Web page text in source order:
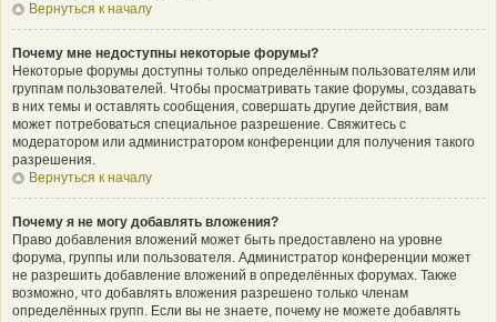
Вернуться к началу
Почему мне недоступны некоторые форумы?
Некоторые форумы доступны только определённым пользователям или
группам пользователей. Чтобы просматривать такие форумы, создавать
в них темы и оставлять сообщения, совершать другие действия, вам
может потребоваться специальное разрешение. Свяжитесь с
модератором или администратором конференции для получения такого
разрешения.
Вернуться к началу
Почему я не могу добавлять вложения?
Право добавления вложений может быть предоставлено на уровне
форума, группы или пользователя. Администратор конференции может
не разрешить добавление вложений в определённых форумах. Также
возможно, что добавлять вложения разрешено только членам
определённых групп. Если вы не знаете, почему не можете добавлять